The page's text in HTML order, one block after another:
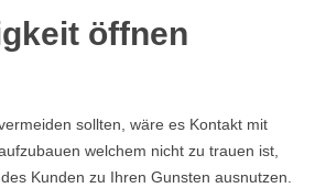
öffnen
sollten, wäre es Kontakt mit
welchem nicht zu trauen ist,
Kunden zu Ihren Gunsten ausnutzen.